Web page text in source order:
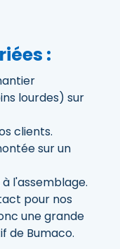
:
lourdes) sur
clients.
sur un
l'assemblage.
pour nos
une grande
de Bumaco.